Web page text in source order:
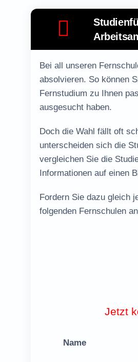
Bei all unseren
absolvieren. So können
Fernstudium zu Ihnen
ausgesucht haben.
Doch dieWahl fällt oft
unterscheiden sich die
vergleichen Sie die
Informationen auf einen
Fordern Sie dazu gleich
folgenden Fernschulen
Jetzt
Name